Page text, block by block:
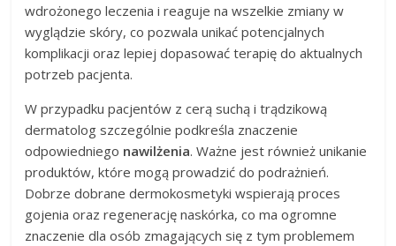
wdrożonego leczenia i reaguje na wszelkie zmiany w
wyglądzie skóry, co pozwala unikać potencjalnych
komplikacji oraz lepiej dopasować terapię do aktualnych
potrzeb pacjenta.
W przypadku pacjentów z cerą suchą i trądzikową
dermatolog szczególnie podkreśla znaczenie
odpowiedniego nawilżenia. Ważne jest również unikanie
produktów, które mogą prowadzić do podrażnień.
Dobrze dobrane dermokosmetyki wspierają proces
gojenia oraz regenerację naskórka, co ma ogromne
znaczenie dla osób zmagających się z tym problemem